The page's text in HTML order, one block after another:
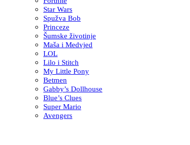
Star Wars
Spužva Bob
Princeze
Šumske životinje
Maša i Medvjed
LOL
Lilo i Stitch
My Little Pony
Betmen
Gabby’s Dollhouse
Blue’s Clues
Super Mario
Avengers